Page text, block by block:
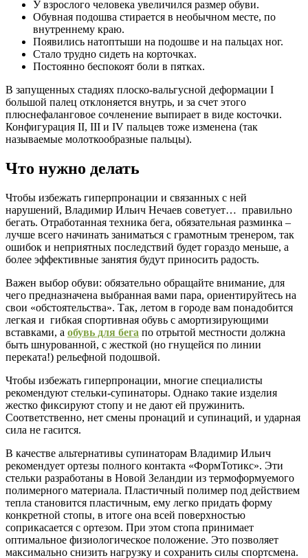
У взрослого человека увеличился размер обуви.
Обувная подошва стирается в необычном месте, по
внутреннему краю.
Появились натоптыши на подошве и на пальцах ног.
Стало трудно сидеть на корточках.
Постоянно беспокоят боли в пятках.
В запущенных стадиях плоско-вальгусной деформации I
большой палец отклоняется внутрь, и за счет этого
плюснефаланговое сочленение выпирает в виде косточки.
Конфигурация II, III и IV пальцев тоже изменена (так
называемые молоткообразные пальцы).
Что нужно делать
Чтобы избежать гиперпронации и связанных с ней
нарушений, Владимир Ильич Нечаев советует… правильно
бегать. Отработанная техника бега, обязательная разминка –
лучше всего начинать заниматься с грамотным тренером, так
ошибок и неприятных последствий будет гораздо меньше, а
более эффективные занятия будут приносить радость.
Важен выбор обуви: обязательно обращайте внимание, для
чего предназначена выбранная вами пара, ориентируйтесь на
свои «обстоятельства». Так, летом в городе вам понадобится
легкая и гибкая спортивная обувь с амортизирующими
вставками, а обувь для бега по отрытой местности должна
быть шнурованной, с жесткой (но гнущейся по линии
переката!) рельефной подошвой.
Чтобы избежать гиперпронации, многие специалисты
рекомендуют стельки-супинаторы. Однако такие изделия
жестко фиксируют стопу и не дают ей пружинить.
Соответственно, нет смены пронаций и супинаций, и ударная
сила не гасится.
В качестве альтернативы супинаторам Владимир Ильич
рекомендует ортезы полного контакта «ФормТотикс». Эти
стельки разработаны в Новой Зеландии из термоформуемого
полимерного материала. Пластичный полимер под действием
тепла становится пластичным, ему легко придать форму
конкретной стопы, в итоге она всей поверхностью
соприкасается с ортезом. При этом стопа принимает
оптимальное физиологическое положение. Это позволяет
максимально снизить нагрузку и сохранить силы спортсмена.